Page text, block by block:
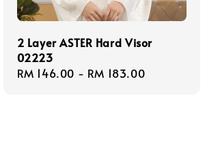
2 Layer ASTER Hard Visor
02223
Regular
RM 146.00 - RM 183.00